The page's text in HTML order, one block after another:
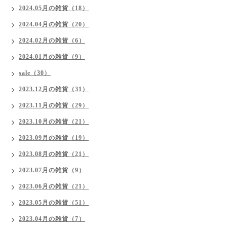
2024.05月の雑貨（18）
2024.04月の雑貨（20）
2024.02月の雑貨（6）
2024.01月の雑貨（9）
sale（30）
2023.12月の雑貨（31）
2023.11月の雑貨（29）
2023.10月の雑貨（21）
2023.09月の雑貨（19）
2023.08月の雑貨（21）
2023.07月の雑貨（9）
2023.06月の雑貨（21）
2023.05月の雑貨（51）
2023.04月の雑貨（7）